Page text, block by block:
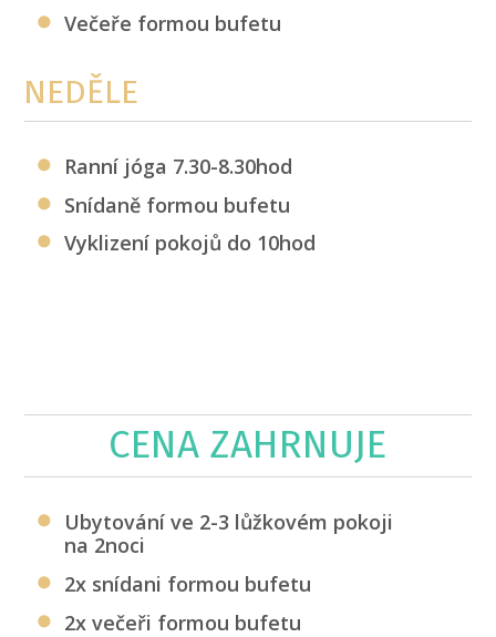
Večeře formou bufetu
NEDĚLE
Ranní jóga 7.30-8.30hod
Snídaně formou bufetu
Vyklizení pokojů do 10hod
CENA ZAHRNUJE
Ubytování ve 2-3 lůžkovém pokoji
na 2noci
2x snídani formou bufetu
2x večeři formou bufetu